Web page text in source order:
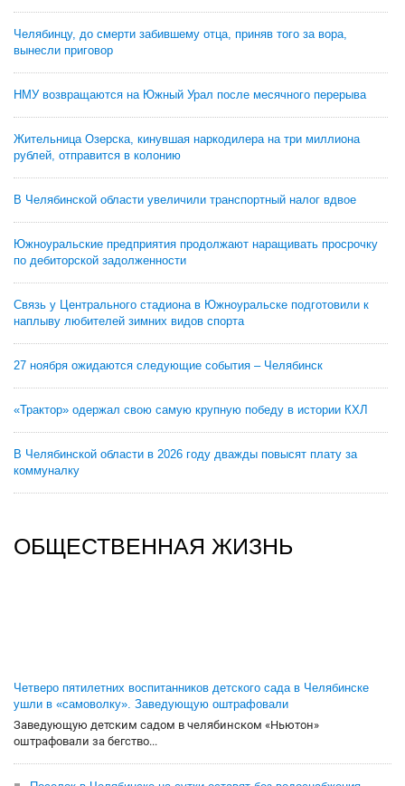
Челябинцу, до смерти забившему отца, приняв того за вора,
вынесли приговор
НМУ возвращаются на Южный Урал после месячного перерыва
Жительница Озерска, кинувшая наркодилера на три миллиона
рублей, отправится в колонию
В Челябинской области увеличили транспортный налог вдвое
Южноуральские предприятия продолжают наращивать просрочку
по дебиторской задолженности
Связь у Центрального стадиона в Южноуральске подготовили к
наплыву любителей зимних видов спорта
27 ноября ожидаются следующие события – Челябинск
«Трактор» одержал свою самую крупную победу в истории КХЛ
В Челябинской области в 2026 году дважды повысят плату за
коммуналку
ОБЩЕСТВЕННАЯ ЖИЗНЬ
Четверо пятилетних воспитанников детского сада в Челябинске
ушли в «самоволку». Заведующую оштрафовали
Заведующую детским садом в челябинском «Ньютон»
оштрафовали за бегство...